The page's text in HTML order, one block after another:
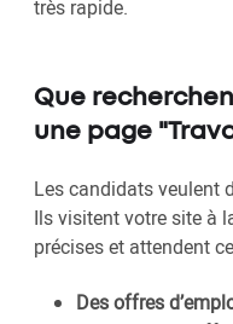
très rapide.
Que
une page
Les candidats veulent
Ils visitent votre site à
précises et attendent
Des offres